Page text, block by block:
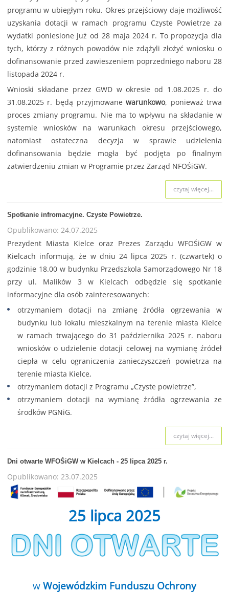
programu w ubiegłym roku. Okres przejściowy daje możliwość
uzyskania dotacji w ramach programu Czyste Powietrze za
wydatki poniesione już od 28 maja 2024 r. To propozycja dla
tych, którzy z różnych powodów nie zdążyli złożyć wniosku o
dofinansowanie przed zawieszeniem poprzedniego naboru 28
listopada 2024 r.
Wnioski składane przez GWD w okresie od 1.08.2025 r. do
31.08.2025 r. będą przyjmowanewarunkowo, ponieważ trwa
proces zmiany programu. Nie ma to wpływu na składanie w
systemie wniosków na warunkach okresu przejściowego,
natomiast ostateczna decyzja w sprawie udzielenia
dofinansowania będzie mogła być podjęta po finalnym
zatwierdzeniu zmian w Programie przez Zarząd NFOŚiGW.
czytaj więcej...
Spotkanie infromacyjne. Czyste Powietrze.
Opublikowano: 24.07.2025
Prezydent Miasta Kielce oraz Prezes Zarządu WFOŚiGW w
Kielcach informują, że w dniu 24 lipca 2025 r. (czwartek) o
godzinie 18.00 w budynku Przedszkola Samorządowego Nr 18
przy ul. Malików 3 w Kielcach odbędzie się spotkanie
informacyjne dla osób zainteresowanych:
otrzymaniem dotacji na zmianę źródła ogrzewania w
budynku lub lokalu mieszkalnym na terenie miasta Kielce
w ramach trwającego do 31 października 2025 r. naboru
wniosków o udzielenie dotacji celowej na wymianę źródeł
ciepła w celu ograniczenia zanieczyszczeń powietrza na
terenie miasta Kielce,
otrzymaniem dotacji z Programu „Czyste powietrze”,
otrzymaniem dotacji na wymianę źródła ogrzewania ze
środków PGNiG.
czytaj więcej...
Dni otwarte WFOŚiGW w Kielcach - 25 lipca 2025 r.
Opublikowano: 23.07.2025
25 lipca 2025
w Wojewódzkim Funduszu Ochrony